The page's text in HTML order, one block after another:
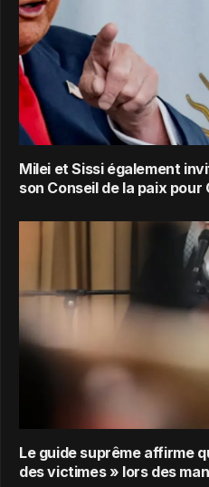
Milei et Sissi également
son Conseil de la paix pour
Le guide suprême affirme
des victimes » lors des